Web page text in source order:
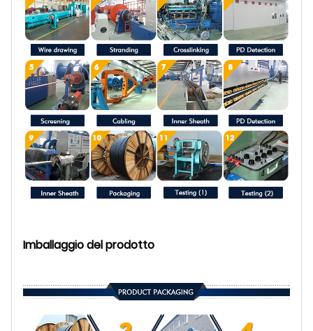
Imballaggio del prodotto